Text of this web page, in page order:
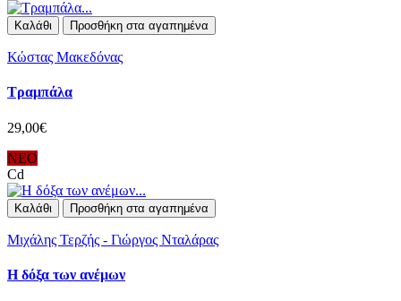
Καλάθι Προσθήκη στα αγαπημένα
Κώστας Μακεδόνας
Τραμπάλα
29,00€
ΝΕΟ
Cd
Καλάθι Προσθήκη στα αγαπημένα
Μιχάλης Τερζής - Γιώργος Νταλάρας
Η δόξα των ανέμων